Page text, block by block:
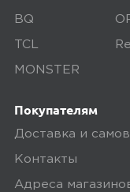
BQ
TCL
MONSTER
Покупателям
Доставка и
Контакты
Адреса